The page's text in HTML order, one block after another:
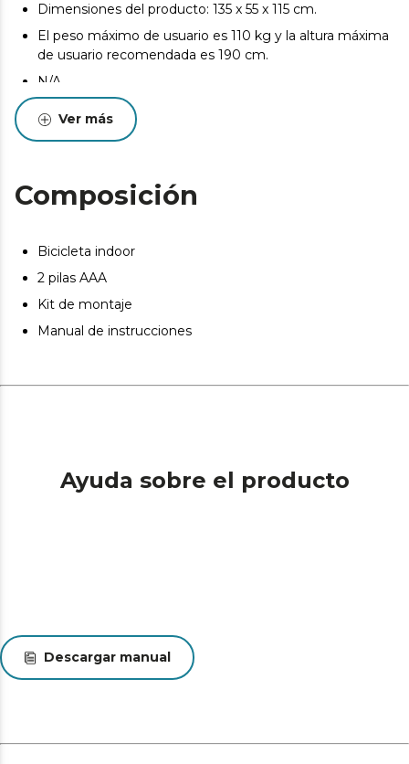
Dimensiones del producto: 135 x 55 x 115 cm.
El peso máximo de usuario es 110 kg y la altura máxima
de usuario recomendada es 190 cm.
N/A
N/A
Ver más
Composición
Bicicleta indoor
2 pilas AAA
Kit de montaje
Manual de instrucciones
Ayuda sobre el producto
Descargar manual